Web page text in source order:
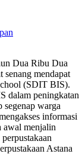
Dua Ribu Dua
senang mendapat
(SDIT BIS).
dalam peningkatan
segenap warga
informasi
awal menjalin
Astana